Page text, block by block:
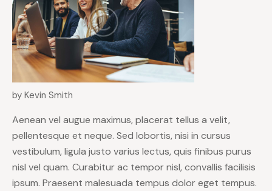
by Kevin Smith
Aenean vel augue maximus, placerat tellus a velit,
pellentesque et neque. Sed lobortis, nisi in cursus
vestibulum, ligula justo varius lectus, quis finibus purus
nisl vel quam. Curabitur ac tempor nisl, convallis facilisis
ipsum. Praesent malesuada tempus dolor eget tempus.